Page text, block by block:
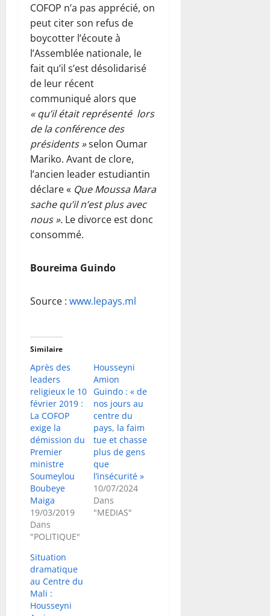
COFOP n’a pas apprécié, on
peut citer son refus de
boycotter l’écoute à
l’Assemblée nationale, le
fait qu’il s’est désolidarisé
de leur récent
communiqué alors que
« qu’il était représenté lors
de la conférence des
présidents »selon Oumar
Mariko. Avant de clore,
l’ancien leader estudiantin
déclare « Que Moussa Mara
sache qu’il n’est plus avec
nous ». Le divorce est donc
consommé.
Boureima Guindo
Source : www.lepays.ml
Similaire
Après des
leaders
religieux le 10
février 2019 :
La COFOP
exige la
démission du
Premier
ministre
Soumeylou
Boubeye
Maiga
19/03/2019
Dans
"POLITIQUE"
Housseyni
Amion
Guindo : « de
nos jours au
centre du
pays, la faim
tue et chasse
plus de gens
que
l’insécurité »
10/07/2024
Dans
"MEDIAS"
Situation
dramatique
au Centre du
Mali :
Housseyni